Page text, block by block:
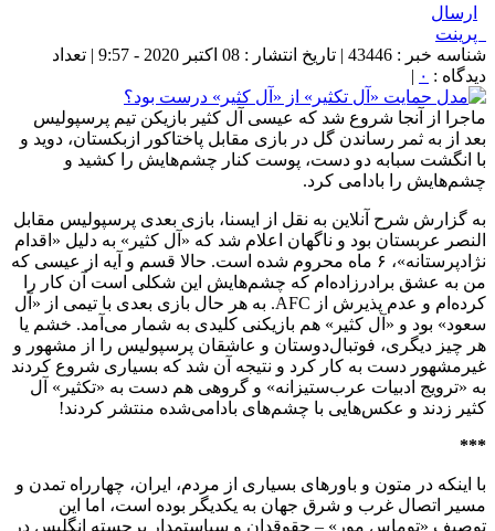
ارسال
پرینت
شناسه خبر : 43446 | تاریخ انتشار : 08 اکتبر 2020 - 9:57 | تعداد
دیدگاه : ۰ |
ماجرا از آنجا شروع شد که عیسی آل کثیر بازیکن تیم پرسپولیس
بعد از به ثمر رساندن گل در بازی مقابل پاختاکور ازبکستان، دوید و
با انگشت سبابه دو دست، پوست کنار چشم‌هایش را کشید و
چشم‌هایش را بادامی کرد.
به گزارش شرح آنلاین به نقل از ایسنا، بازی بعدی پرسپولیس مقابل
النصر عربستان بود و ناگهان اعلام شد که «آل کثیر» به دلیل «اقدام
نژادپرستانه»، ۶ ماه محروم شده است. حالا قسم و آیه از عیسی که
من به عشق برادرزاده‌ام که چشم‌هایش این شکلی است آن کار را
کرده‌ام و عدم پذیرش از AFC. به هر حال بازی بعدی با تیمی از «آل
سعود» بود و «آل کثیر» هم بازیکنی کلیدی به شمار می‌آمد. خشم یا
هر چیز دیگری، فوتبال‌دوستان و عاشقان پرسپولیس‌ را از مشهور و
غیرمشهور دست به کار کرد و نتیجه آن شد که بسیاری شروع کردند
به «ترویج ادبیات عرب‌ستیزانه» و گروهی هم دست به «تکثیر» آل
کثیر زدند و عکس‌هایی با چشم‌های بادامی‌شده منتشر کردند!
***
با اینکه در متون و باورهای بسیاری از مردم، ایران، چهارراه تمدن و
مسیر اتصال غرب و شرق جهان به یکدیگر بوده است، اما این
توصیف «توماس مور» – حقوقدان و سیاستمدار برجسته انگلیس در